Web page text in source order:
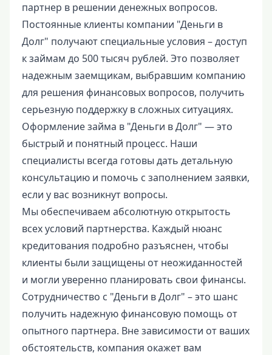
партнер в решении денежных вопросов.
Постоянные клиенты компании "Деньги в
Долг" получают специальные условия – доступ
к займам до 500 тысяч рублей. Это позволяет
надежным заемщикам, выбравшим компанию
для решения финансовых вопросов, получить
серьезную поддержку в сложных ситуациях.
Оформление займа в "Деньги в Долг" — это
быстрый и понятный процесс. Наши
специалисты всегда готовы дать детальную
консультацию и помочь с заполнением заявки,
если у вас возникнут вопросы.
Мы обеспечиваем абсолютную открытость
всех условий партнерства. Каждый нюанс
кредитования подробно разъяснен, чтобы
клиенты были защищены от неожиданностей
и могли уверенно планировать свои финансы.
Сотрудничество с "Деньги в Долг" – это шанс
получить надежную финансовую помощь от
опытного партнера. Вне зависимости от ваших
обстоятельств, компания окажет вам